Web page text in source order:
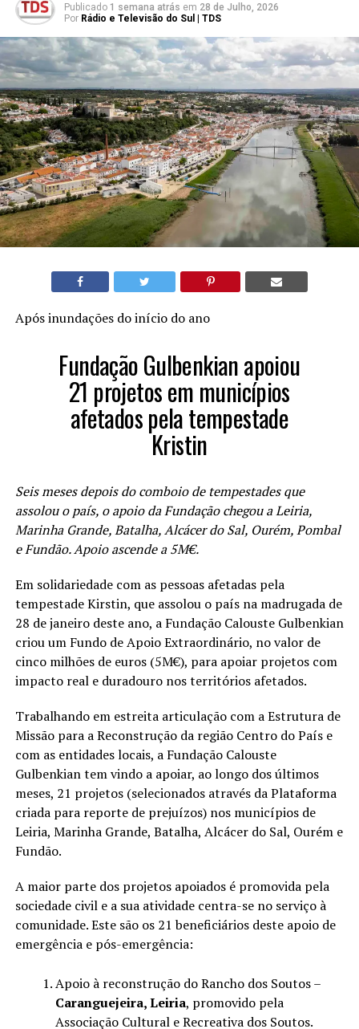
Publicado 1 semana atrás em 28 de Julho, 2026
Por Rádio e Televisão do Sul | TDS
Após inundações do início do ano
Fundação Gulbenkian apoiou
21 projetos em municípios
afetados pela tempestade
Kristin
Seis meses depois do comboio de tempestades que
assolou o país, o apoio da Fundação chegou a Leiria,
Marinha Grande, Batalha, Alcácer do Sal, Ourém, Pombal
e Fundão. Apoio ascende a 5M€.
Em solidariedade com as pessoas afetadas pela
tempestade Kirstin, que assolou o país na madrugada de
28 de janeiro deste ano, a Fundação Calouste Gulbenkian
criou um Fundo de Apoio Extraordinário, no valor de
cinco milhões de euros (5M€), para apoiar projetos com
impacto real e duradouro nos territórios afetados.
Trabalhando em estreita articulação com a Estrutura de
Missão para a Reconstrução da região Centro do País e
com as entidades locais, a Fundação Calouste
Gulbenkian tem vindo a apoiar, ao longo dos últimos
meses, 21 projetos (selecionados através da Plataforma
criada para reporte de prejuízos) nos municípios de
Leiria, Marinha Grande, Batalha, Alcácer do Sal, Ourém e
Fundão.
A maior parte dos projetos apoiados é promovida pela
sociedade civil e a sua atividade centra-se no serviço à
comunidade. Este são os 21 beneficiários deste apoio de
emergência e pós-emergência:
Apoio à reconstrução do Rancho dos Soutos –
Caranguejeira, Leiria, promovido pela
Associação Cultural e Recreativa dos Soutos.